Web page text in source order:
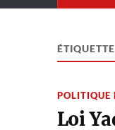
POLITIQUE
Loi